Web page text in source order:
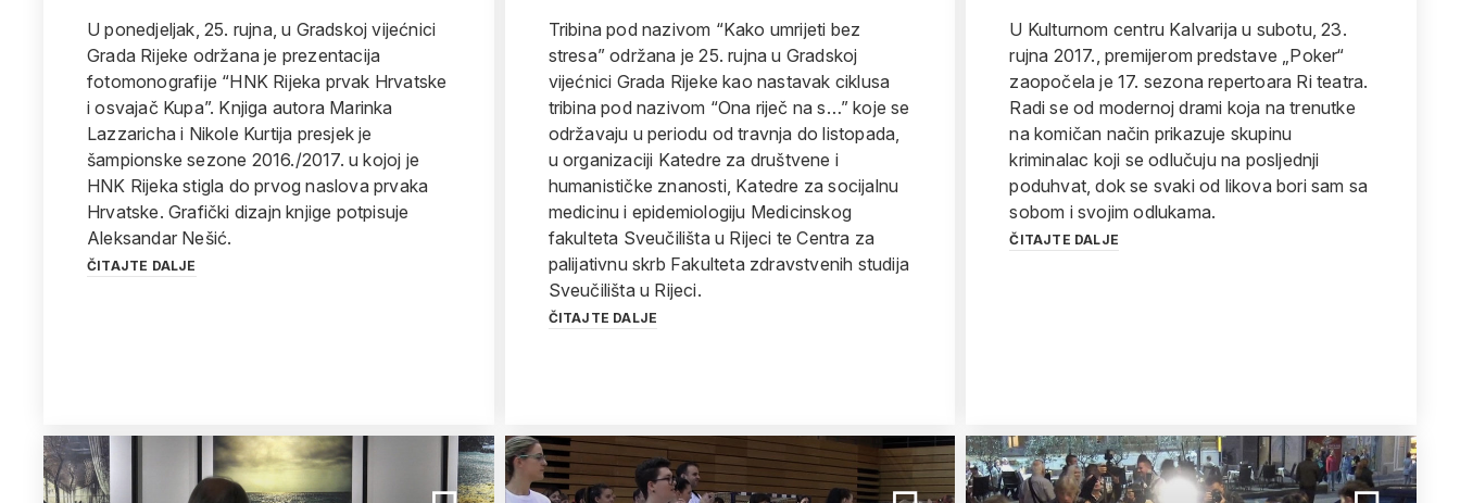
U ponedjeljak, 25. rujna, u Gradskoj vijećnici
Grada Rijeke održana je prezentacija
fotomonografije “HNK Rijeka prvak Hrvatske
i osvajač Kupa”. Knjiga autora Marinka
Lazzaricha i Nikole Kurtija presjek je
šampionske sezone 2016./2017. u kojoj je
HNK Rijeka stigla do prvog naslova prvaka
Hrvatske. Grafički dizajn knjige potpisuje
Aleksandar Nešić.
ČITAJTE DALJE
Tribina pod nazivom “Kako umrijeti bez
stresa” održana je 25. rujna u Gradskoj
vijećnici Grada Rijeke kao nastavak ciklusa
tribina pod nazivom “Ona riječ na s…” koje se
održavaju u periodu od travnja do listopada,
u organizaciji Katedre za društvene i
humanističke znanosti, Katedre za socijalnu
medicinu i epidemiologiju Medicinskog
fakulteta Sveučilišta u Rijeci te Centra za
palijativnu skrb Fakulteta zdravstvenih studija
Sveučilišta u Rijeci.
ČITAJTE DALJE
U Kulturnom centru Kalvarija u subotu, 23.
rujna 2017., premijerom predstave „Poker“
zaopočela je 17. sezona repertoara Ri teatra.
Radi se od modernoj drami koja na trenutke
na komičan način prikazuje skupinu
kriminalac koji se odlučuju na posljednji
poduhvat, dok se svaki od likova bori sam sa
sobom i svojim odlukama.
ČITAJTE DALJE